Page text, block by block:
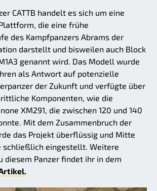
CATTB handelt es sich um eine
die eine frühe
des Kampfpanzers Abrams der
darstellt und bisweilen auch Block
genannt wird. Das Modell wurde
als Antwort auf potenzielle
der Zukunft und verfügte über
Komponenten, wie die
XM291, die zwischen 120 und 140
Mit dem Zusammenbruch der
das Projekt überflüssig und Mitte
schließlich eingestellt. Weitere
diesem Panzer findet ihr in dem